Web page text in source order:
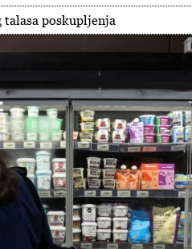
poskupljenja